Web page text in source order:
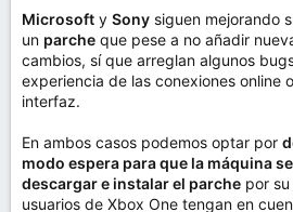
t
e
m
a
o
Microsoft y Sony siguen mejorando
un parche que pese a no añadir
cambios, sí que arreglan algunos
experiencia de las conexiones online
interfaz.
En ambos casos podemos optar por
modo espera para que la máquina
descargar e instalar el parche por
usuarios de Xbox One tengan en